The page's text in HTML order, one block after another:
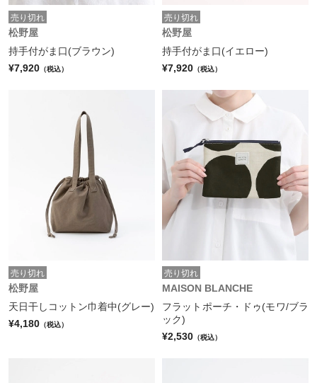
売り切れ
松野屋
持手付がま口(ブラウン)
¥7,920 （税込）
売り切れ
松野屋
持手付がま口(イエロー)
¥7,920 （税込）
売り切れ
松野屋
天日干しコットン巾着中(グレー)
¥4,180 （税込）
売り切れ
MAISON BLANCHE
フラットポーチ・ドゥ(モワ/ブラ
ック)
¥2,530 （税込）